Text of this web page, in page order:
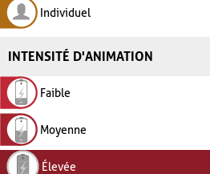
Individuel
INTENSITÉ D'ANIMATION
Faible
Moyenne
Élevée